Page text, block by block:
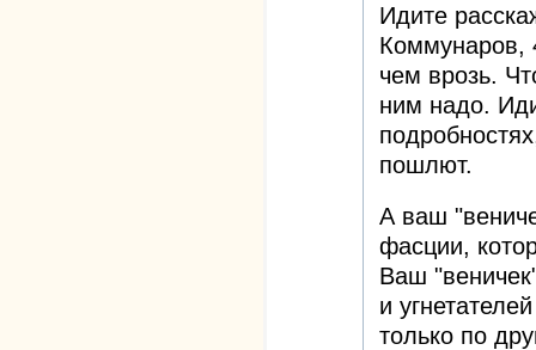
Идите
Коммунаров,
чем врозь.
ним надо.
пошлют.
А ваш
фасции,
Ваш
и
только по